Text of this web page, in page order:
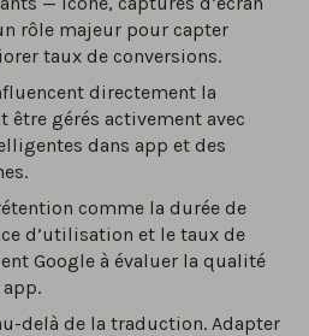
rôle majeur pour capter
taux de conversions.
directement la
gérés activement avec
dans app et des
comme la durée de
d’utilisation et le taux de
Google à évaluer la qualité
delà de la traduction. Adapter